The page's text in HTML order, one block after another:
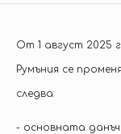
От 1 август 2025
Румъния се
следва:
- основната